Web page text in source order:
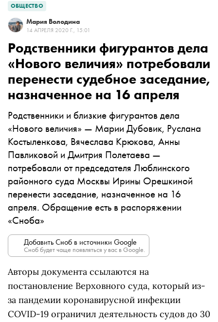
ОБЩЕСТВО
Мария Володина
14 АПРЕЛЯ 2020 Г., 15:01
Родственники фигурантов дела
«Нового величия» потребовали
перенести судебное заседание,
назначенное на 16 апреля
Родственники и близкие фигурантов дела
«Нового величия» — Марии Дубовик, Руслана
Костыленкова, Вячеслава Крюкова, Анны
Павликовой и Дмитрия Полетаева —
потребовали от председателя Люблинского
районного суда Москвы Ирины Орешкиной
перенести заседание, назначенное на 16
апреля. Обращение есть в распоряжении
«Сноба»
Добавить Сноб в источники Google
Сноб будет чаще появляться у вас в Google.
Авторы документа ссылаются на
постановление Верховного суда, который из-
за пандемии коронавирусной инфекции
COVID-19 ограничил деятельность судов до 30